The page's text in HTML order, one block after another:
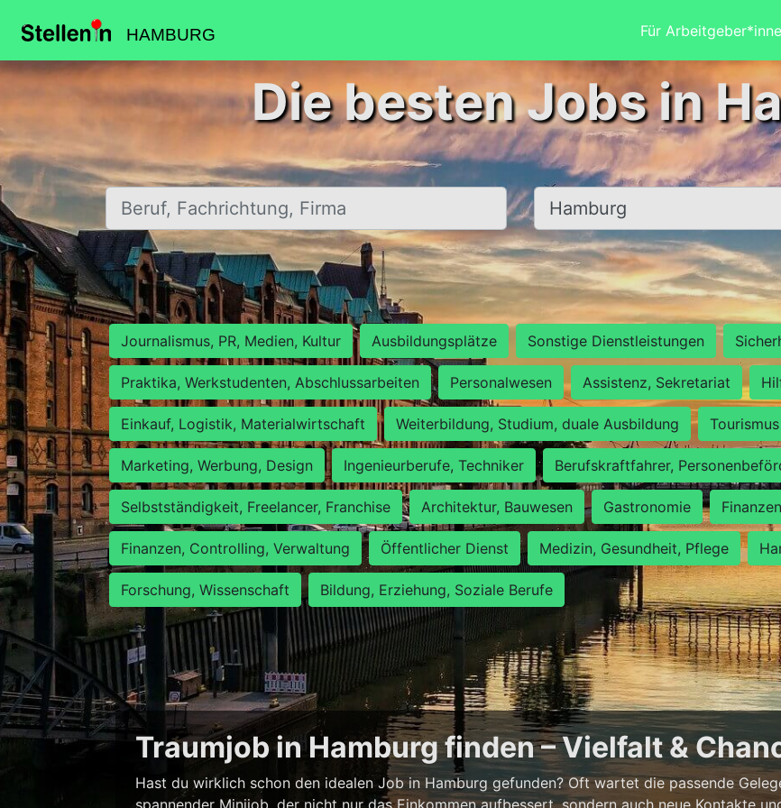
HAMBURG Für
Die besten Jobs in
Beruf, Fachrichtung, Firma Ort, Stadt
Journalismus, PR, Medien, Kultur Ausbildungsplätze Sonstige Dienstleistungen
Praktika, Werkstudenten, Abschlussarbeiten Personalwesen Assistenz, Sekretariat
Einkauf, Logistik, Materialwirtschaft Weiterbildung, Studium, duale Ausbildung Tourismus
Marketing, Werbung, Design Ingenieurberufe, Techniker Berufskraftfahrer,
Selbstständigkeit, Freelancer, Franchise Architektur, Bauwesen Gastronomie
Finanzen, Controlling, Verwaltung Öffentlicher Dienst Medizin, Gesundheit, Pflege
Forschung, Wissenschaft Bildung, Erziehung, Soziale Berufe
Traumjob in Hamburg finden – Vielfalt &
Hast du wirklich schon den idealen Job in Hamburg gefunden? Oft wartet die passende